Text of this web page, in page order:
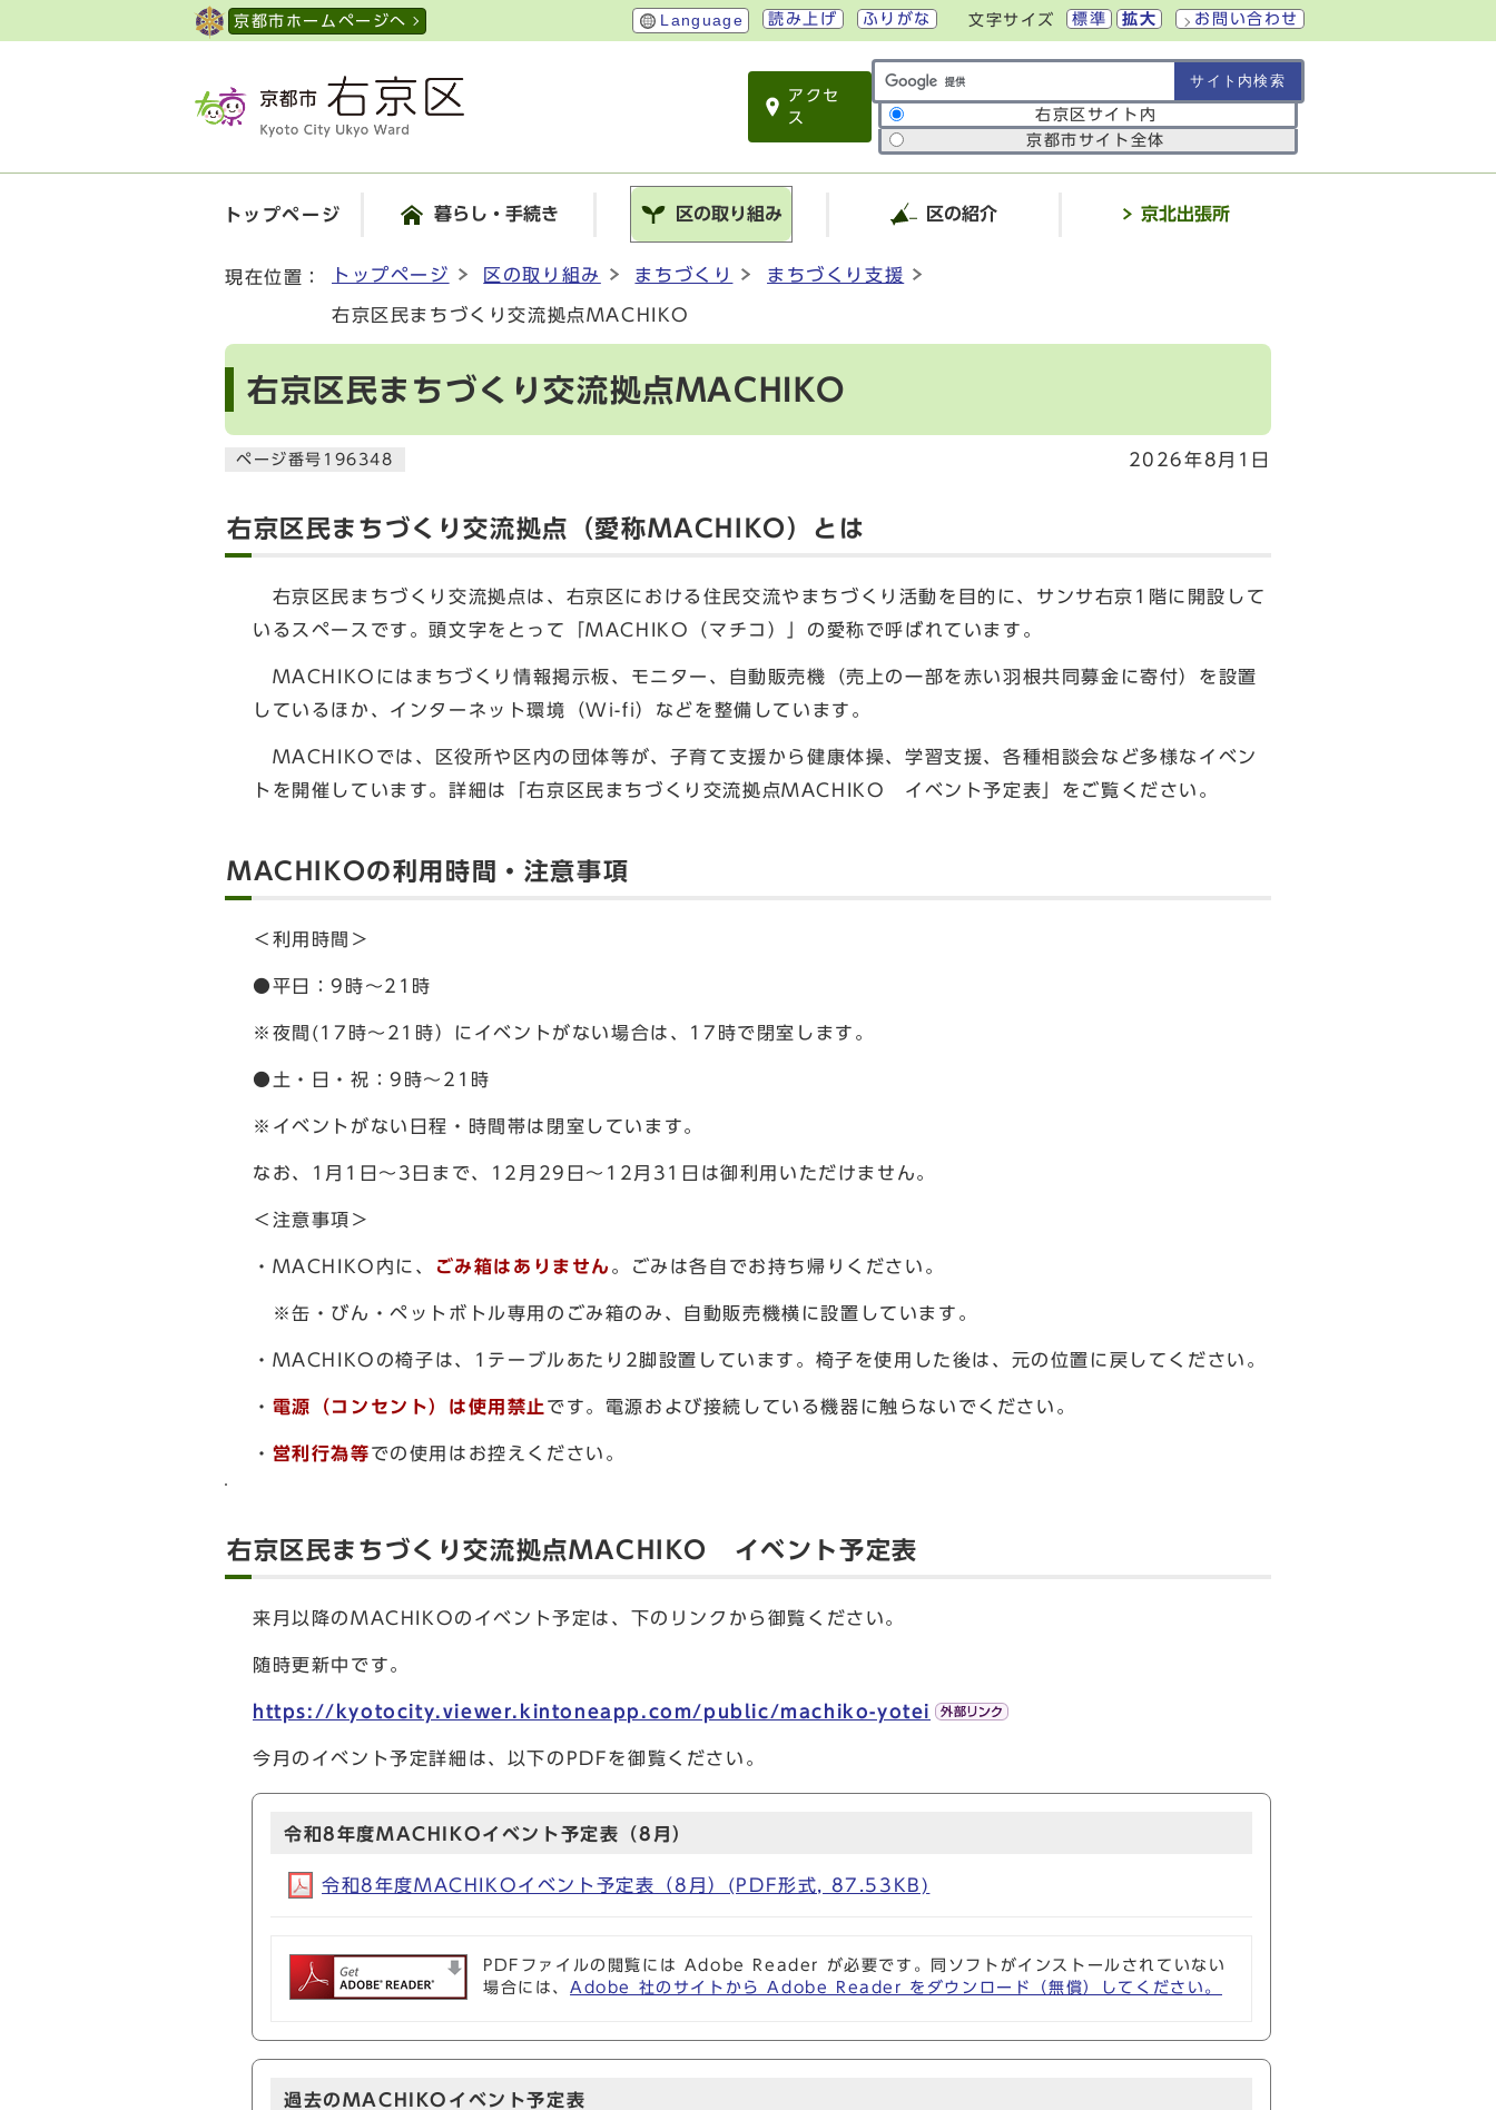
京都市ホームページへ Language 読み上げ ふりがな 文字サイズ 標準 拡大 お問い合わせ
アクセ
ス
サイト内検索の範囲 右京区サイト内
京都市サイト全体
トップページ 暮らし・手続き 区の取り組み 区の紹介 京北出張所
現在位置： トップページ 区の取り組み まちづくり まちづくり支援
右京区民まちづくり交流拠点MACHIKO
右京区民まちづくり交流拠点MACHIKO
ページ番号196348 2026年8月1日
右京区民まちづくり交流拠点（愛称MACHIKO）とは
右京区民まちづくり交流拠点は、右京区における住民交流やまちづくり活動を目的に、サンサ右京1階に開設して
いるスペースです。頭文字をとって「MACHIKO（マチコ）」の愛称で呼ばれています。
MACHIKOにはまちづくり情報掲示板、モニター、自動販売機（売上の一部を赤い羽根共同募金に寄付）を設置
しているほか、インターネット環境（Wi-fi）などを整備しています。
MACHIKOでは、区役所や区内の団体等が、子育て支援から健康体操、学習支援、各種相談会など多様なイベン
トを開催しています。詳細は「右京区民まちづくり交流拠点MACHIKO イベント予定表」をご覧ください。
MACHIKOの利用時間・注意事項
＜利用時間＞
●平日：9時～21時
※夜間(17時～21時）にイベントがない場合は、17時で閉室します。
●土・日・祝：9時～21時
※イベントがない日程・時間帯は閉室しています。
なお、1月1日～3日まで、12月29日～12月31日は御利用いただけません。
＜注意事項＞
・MACHIKO内に、 ごみ箱はありません 。ごみは各自でお持ち帰りください。
※缶・びん・ペットボトル専用のごみ箱のみ、自動販売機横に設置しています。
・MACHIKOの椅子は、1テーブルあたり2脚設置しています。椅子を使用した後は、元の位置に戻してください。
・ 電源（コンセント）は使用禁止 です。電源および接続している機器に触らないでください。
・ 営利行為等での使用はお控えください。
右京区民まちづくり交流拠点MACHIKO イベント予定表
来月以降のMACHIKOのイベント予定は、下のリンクから御覧ください。
随時更新中です。
https://kyotocity.viewer.kintoneapp.com/public/machiko-yotei
今月のイベント予定詳細は、以下のPDFを御覧ください。
令和8年度MACHIKOイベント予定表（8月）
令和8年度MACHIKOイベント予定表（8月）(PDF形式, 87.53KB)
PDFファイルの閲覧には Adobe Reader が必要です。同ソフトがインストールされていない
場合には、 Adobe 社のサイトから Adobe Reader をダウンロード（無償）してください。
過去のMACHIKOイベント予定表